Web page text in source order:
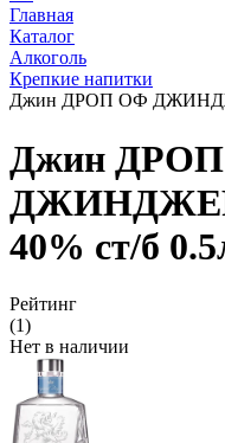
Главная
Каталог
Алкоголь
Крепкие напитки
Джин ДРОП ОФ
Джин
ДЖИНДЖЕР
40% ст/б
Рейтинг
(1)
Нет в наличии